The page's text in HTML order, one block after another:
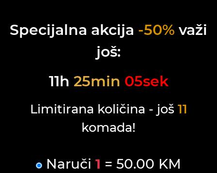
Specijalna akcija -50% važi
još:
11h 25min 05sek
Limitirana količina - još 11
komada!
Naruči 1 = 50.00 KM